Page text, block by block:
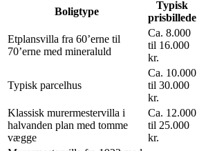
Boligtype
Typisk
prisbillede
Etplansvilla fra 60’erne til
70’erne med mineraluld
Ca. 8.000
til 16.000
kr.
Typisk parcelhus
Ca. 10.000
til 30.000
kr.
Klassisk murermestervilla i
halvanden plan med tomme
vægge
Ca. 12.000
til 25.000
kr.